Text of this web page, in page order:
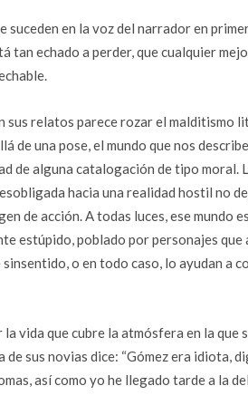
en la voz del narrador en
tan echado a perder, que cualquier
sus relatos parece rozar el malditismo
de una pose, el mundo que nos
de alguna catalogación de tipo moral.
hacia una realidad hostil no
de acción. A todas luces, ese mundo es
estúpido, poblado por personajes que
sinsentido, o en todo caso, lo ayudan a
vida que cubre la atmósfera en la que
sus novias dice: “Gómez era idiota,
así como yo he llegado tarde a la